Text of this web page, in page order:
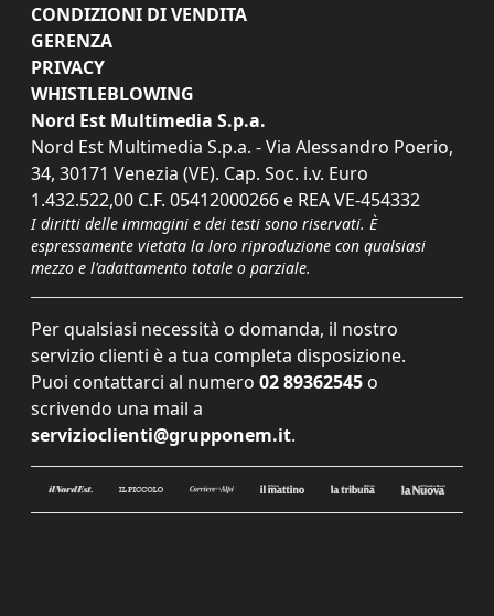
CONDIZIONI DI VENDITA
GERENZA
PRIVACY
WHISTLEBLOWING
Nord Est Multimedia S.p.a.
Nord Est Multimedia S.p.a. - Via Alessandro Poerio,
34, 30171 Venezia (VE). Cap. Soc. i.v. Euro
1.432.522,00 C.F. 05412000266 e REA VE-454332
I diritti delle immagini e dei testi sono riservati. È
espressamente vietata la loro riproduzione con qualsiasi
mezzo e l'adattamento totale o parziale.
Per qualsiasi necessità o domanda, il nostro
servizio clienti è a tua completa disposizione.
Puoi contattarci al numero 02 89362545 o
scrivendo una mail a
servizioclienti@grupponem.it.